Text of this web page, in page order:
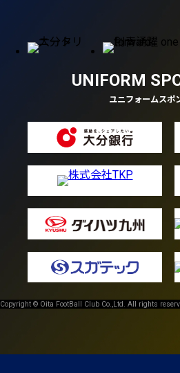
ユニフォームスポ
UNIFORM
Copyright © Oita FootBall Club Co.,Ltd. All rights